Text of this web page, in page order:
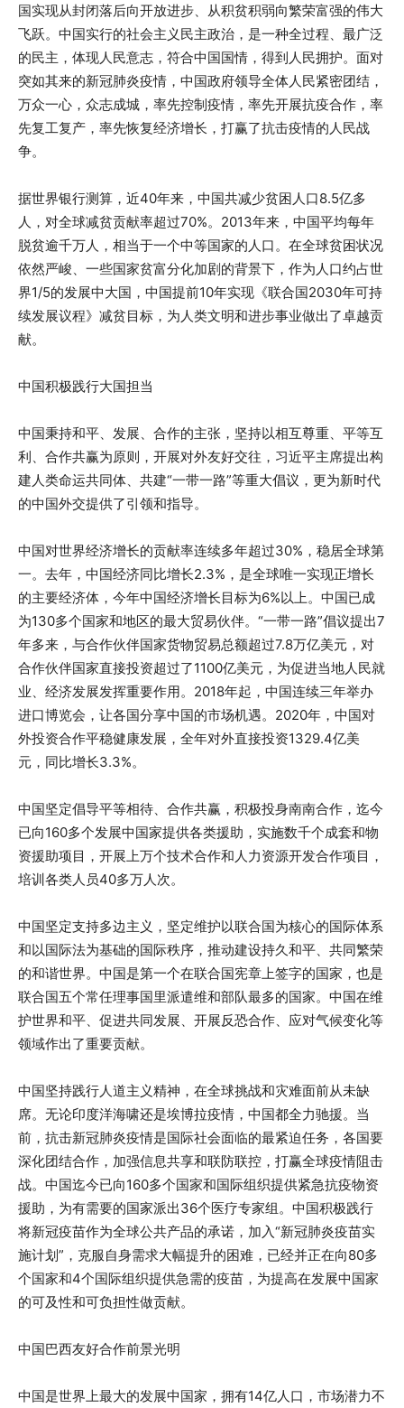
国实现从封闭落后向开放进步、从积贫积弱向繁荣富强的伟大
飞跃。中国实行的社会主义民主政治，是一种全过程、最广泛
的民主，体现人民意志，符合中国国情，得到人民拥护。面对
突如其来的新冠肺炎疫情，中国政府领导全体人民紧密团结，
万众一心，众志成城，率先控制疫情，率先开展抗疫合作，率
先复工复产，率先恢复经济增长，打赢了抗击疫情的人民战
争。
据世界银行测算，近40年来，中国共减少贫困人口8.5亿多
人，对全球减贫贡献率超过70%。2013年来，中国平均每年
脱贫逾千万人，相当于一个中等国家的人口。在全球贫困状况
依然严峻、一些国家贫富分化加剧的背景下，作为人口约占世
界1/5的发展中大国，中国提前10年实现《联合国2030年可持
续发展议程》减贫目标，为人类文明和进步事业做出了卓越贡
献。
中国积极践行大国担当
中国秉持和平、发展、合作的主张，坚持以相互尊重、平等互
利、合作共赢为原则，开展对外友好交往，习近平主席提出构
建人类命运共同体、共建“一带一路”等重大倡议，更为新时代
的中国外交提供了引领和指导。
中国对世界经济增长的贡献率连续多年超过30%，稳居全球第
一。去年，中国经济同比增长2.3%，是全球唯一实现正增长
的主要经济体，今年中国经济增长目标为6%以上。中国已成
为130多个国家和地区的最大贸易伙伴。“一带一路”倡议提出7
年多来，与合作伙伴国家货物贸易总额超过7.8万亿美元，对
合作伙伴国家直接投资超过了1100亿美元，为促进当地人民就
业、经济发展发挥重要作用。2018年起，中国连续三年举办
进口博览会，让各国分享中国的市场机遇。2020年，中国对
外投资合作平稳健康发展，全年对外直接投资1329.4亿美
元，同比增长3.3%。
中国坚定倡导平等相待、合作共赢，积极投身南南合作，迄今
已向160多个发展中国家提供各类援助，实施数千个成套和物
资援助项目，开展上万个技术合作和人力资源开发合作项目，
培训各类人员40多万人次。
中国坚定支持多边主义，坚定维护以联合国为核心的国际体系
和以国际法为基础的国际秩序，推动建设持久和平、共同繁荣
的和谐世界。中国是第一个在联合国宪章上签字的国家，也是
联合国五个常任理事国里派遣维和部队最多的国家。中国在维
护世界和平、促进共同发展、开展反恐合作、应对气候变化等
领域作出了重要贡献。
中国坚持践行人道主义精神，在全球挑战和灾难面前从未缺
席。无论印度洋海啸还是埃博拉疫情，中国都全力驰援。当
前，抗击新冠肺炎疫情是国际社会面临的最紧迫任务，各国要
深化团结合作，加强信息共享和联防联控，打赢全球疫情阻击
战。中国迄今已向160多个国家和国际组织提供紧急抗疫物资
援助，为有需要的国家派出36个医疗专家组。中国积极践行
将新冠疫苗作为全球公共产品的承诺，加入“新冠肺炎疫苗实
施计划”，克服自身需求大幅提升的困难，已经并正在向80多
个国家和4个国际组织提供急需的疫苗，为提高在发展中国家
的可及性和可负担性做贡献。
中国巴西友好合作前景光明
中国是世界上最大的发展中国家，拥有14亿人口，市场潜力不